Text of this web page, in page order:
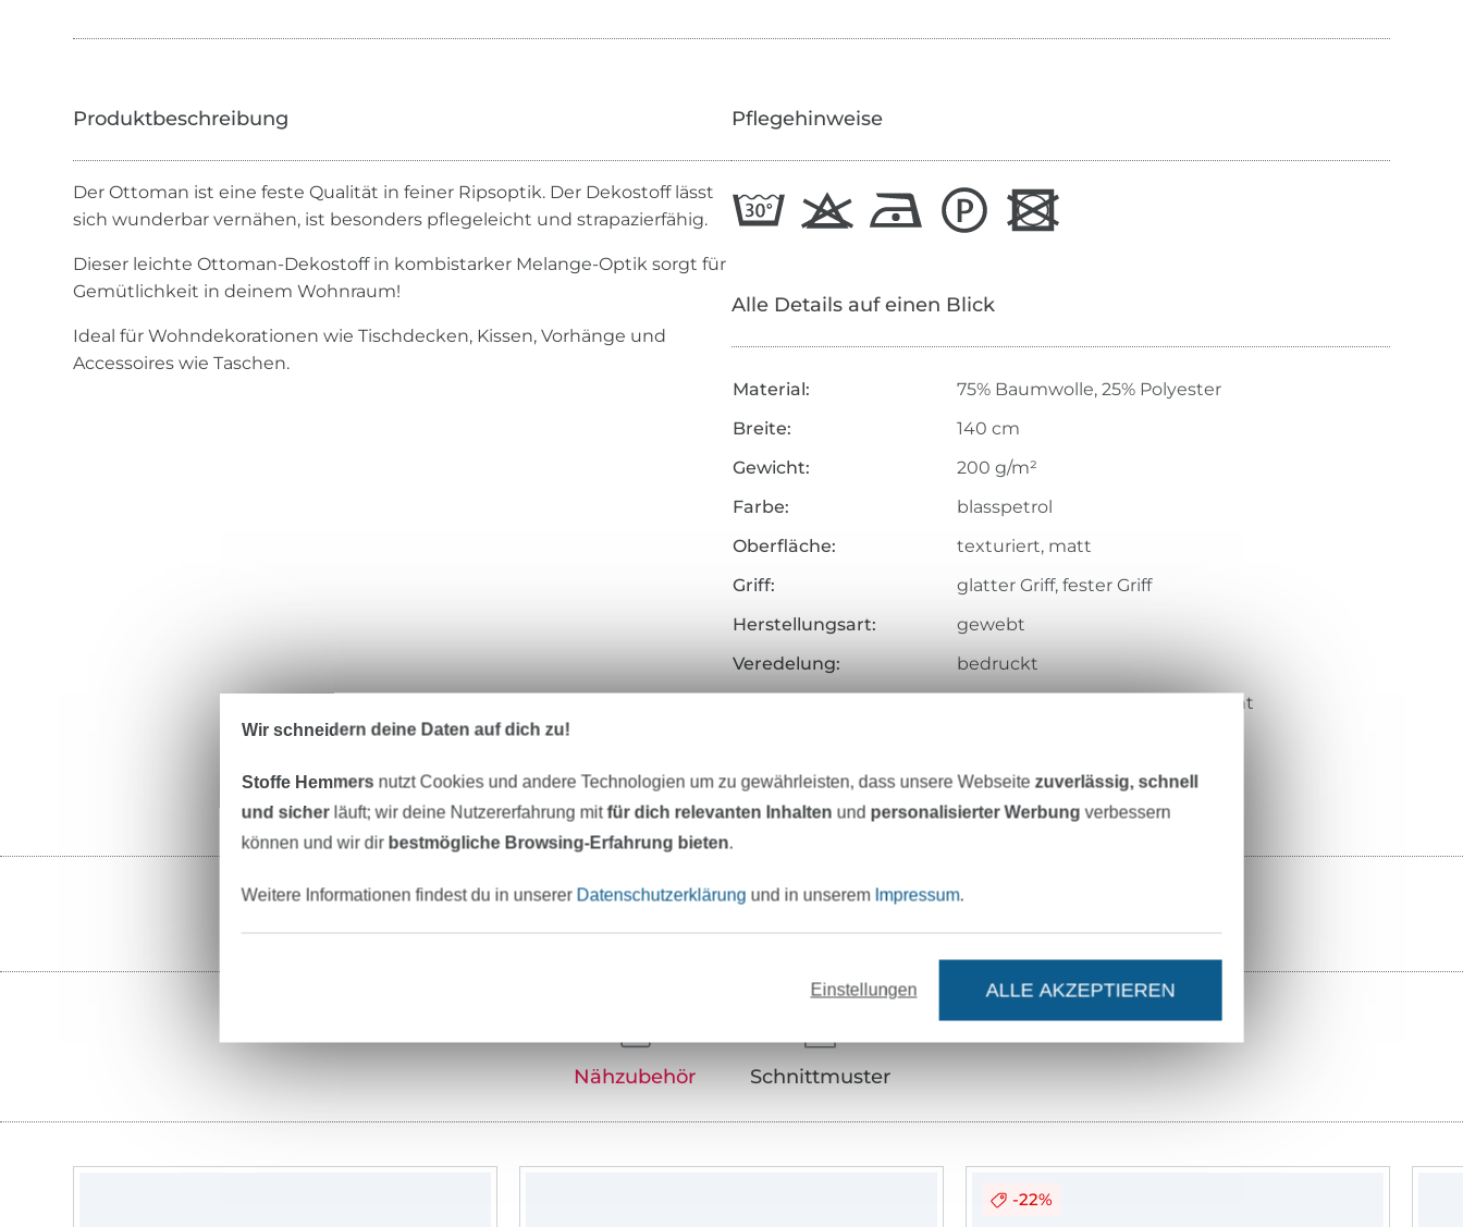
Der Ottoman ist eine feste Qualität in feiner Ripsoptik. Der Dekostoff lässt
sich wunderbar vernähen, ist besonders pflegeleicht und strapazierfähig.
Dieser leichte Ottoman-Dekostoff in kombistarker Melange-Optik sorgt für
Gemütlichkeit in deinem Wohnraum!
Ideal für Wohndekorationen wie Tischdecken, Kissen, Vorhänge und
Accessoires wie Taschen.
Pflegehinweise
Alle Details auf einen Blick
Material:
75% Baumwolle, 25% Polyester
Breite:
140 cm
Gewicht:
200 g/m²
Farbe:
blasspetrol
Oberfläche:
texturiert, matt
Griff:
glatter Griff, fester Griff
Herstellungsart:
gewebt
Veredelung:
bedruckt
leicht, strapazierfähig, pflegeleicht
Hersteller-Kontaktdaten
Unser Tipp: Das passt dazu
Nähzubehör Schnittmuster
-22%
Wir schneidern deine Daten auf dich zu!
Stoffe Hemmers nutzt Cookies und andere Technologien um zu gewährleisten, dass unsere Webseitezuverlässig, schnell
und sicherläuft; wir deine Nutzererfahrung mitfür dich relevanten Inhalten und personalisierter Werbung verbessern
können und wir dir bestmögliche Browsing-Erfahrung bieten.
Weitere Informationen findest du in unserer Datenschutzerklärung und in unserem Impressum.
Einstellungen ALLE AKZEPTIEREN